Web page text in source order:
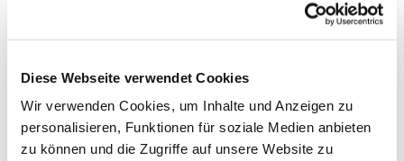
Diese Webseite verwendet Cookies
Wir verwenden Cookies, um Inhalte und Anzeigen zu
personalisieren, Funktionen für soziale Medien anbieten
zu können und die Zugriffe auf unsere Website zu